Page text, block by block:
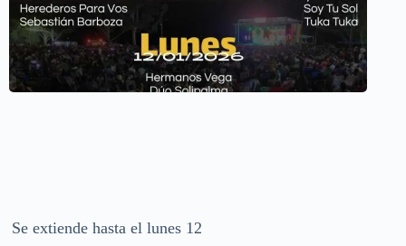
Se extiende hasta el lunes 12